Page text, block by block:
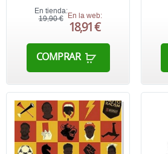
En tienda:
19,90 € En la web:
18,91 €
COMPRAR